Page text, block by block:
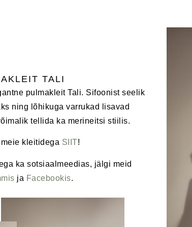
TALI
pulmakleit Tali. Sifoonist seelik
ning lõhikuga varrukad lisavad
tellida ka merineitsi stiilis.
kleitidega SIIT!
ka sotsiaalmeedias, jälgi meid
ja Facebookis.